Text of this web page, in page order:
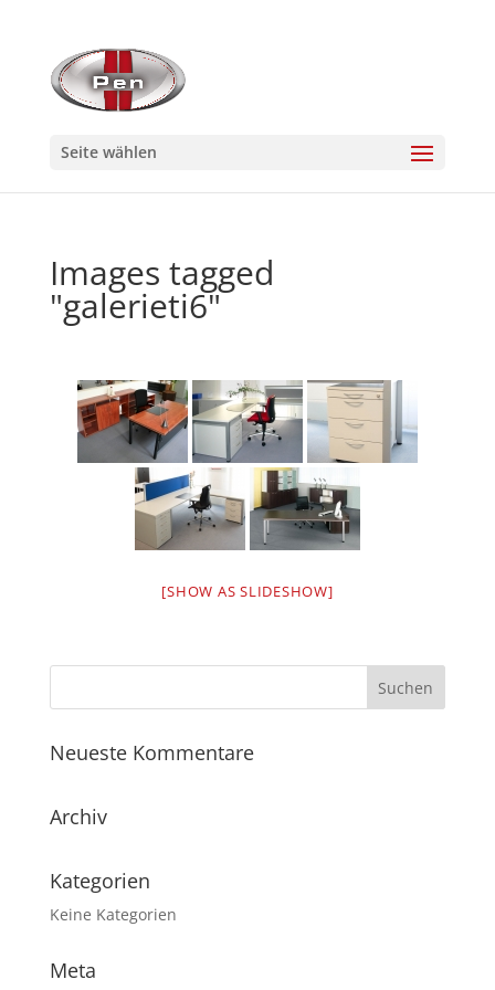
Seite wählen
Images tagged
"galerieti6"
[SHOW AS SLIDESHOW]
Neueste Kommentare
Archiv
Kategorien
Keine Kategorien
Meta